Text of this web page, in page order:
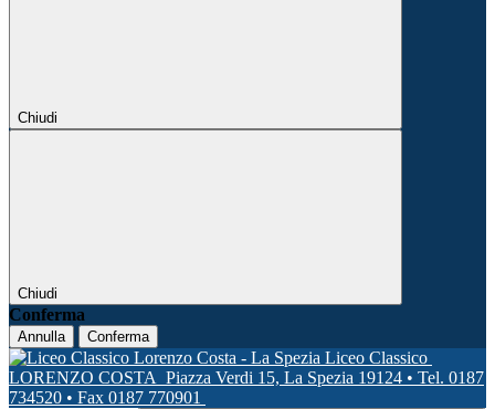
Chiudi
Chiudi
Conferma
Annulla Conferma
Liceo Classico
LORENZO COSTA Piazza Verdi 15, La Spezia 19124 • Tel. 0187
734520 • Fax 0187 770901